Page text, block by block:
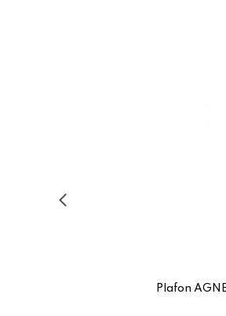
Plafon